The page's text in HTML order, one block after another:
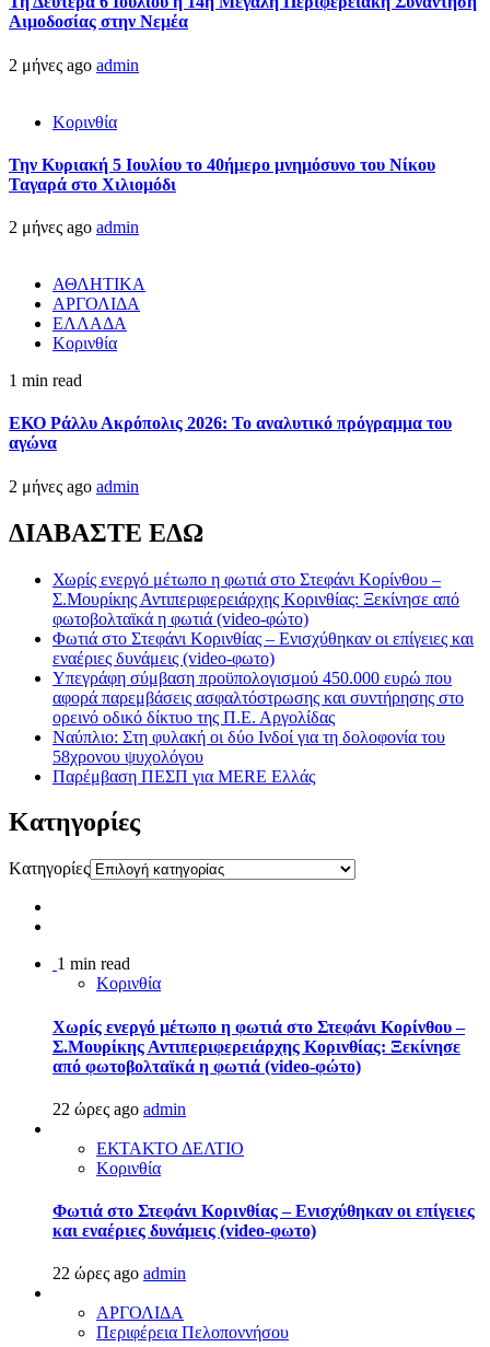
Αιμοδοσίας στην Νεμέα
2 μήνες ago admin
Κορινθία
Την Κυριακή 5 Ιουλίου το 40ήμερο μνημόσυνο του Νίκου
Ταγαρά στο Χιλιομόδι
2 μήνες ago admin
ΑΘΛΗΤΙΚΑ
ΑΡΓΟΛΙΔΑ
ΕΛΛΑΔΑ
Κορινθία
1 min read
ΕΚΟ Ράλλυ Ακρόπολις 2026: Το αναλυτικό πρόγραμμα του
αγώνα
2 μήνες ago admin
ΔΙΑΒΑΣΤΕ ΕΔΩ
Χωρίς ενεργό μέτωπο η φωτιά στο Στεφάνι Κορίνθου –
Σ.Μουρίκης Αντιπεριφερειάρχης Κορινθίας: Ξεκίνησε από
φωτοβολταϊκά η φωτιά (video-φώτο)
Φωτιά στο Στεφάνι Κορινθίας – Ενισχύθηκαν οι επίγειες και
εναέριες δυνάμεις (video-φωτο)
Υπεγράφη σύμβαση προϋπολογισμού 450.000 ευρώ που
αφορά παρεμβάσεις ασφαλτόστρωσης και συντήρησης στο
ορεινό οδικό δίκτυο της Π.Ε. Αργολίδας
Ναύπλιο: Στη φυλακή οι δύο Ινδοί για τη δολοφονία του
58χρονου ψυχολόγου
Παρέμβαση ΠΕΣΠ για MERE Ελλάς
Kατηγορίες
Kατηγορίες
1 min read
Κορινθία
Χωρίς ενεργό μέτωπο η φωτιά στο Στεφάνι Κορίνθου –
Σ.Μουρίκης Αντιπεριφερειάρχης Κορινθίας: Ξεκίνησε
από φωτοβολταϊκά η φωτιά (video-φώτο)
22 ώρες ago admin
ΕΚΤΑΚΤΟ ΔΕΛΤΙΟ
Κορινθία
Φωτιά στο Στεφάνι Κορινθίας – Ενισχύθηκαν οι επίγειες
και εναέριες δυνάμεις (video-φωτο)
22 ώρες ago admin
ΑΡΓΟΛΙΔΑ
Περιφέρεια Πελοποννήσου